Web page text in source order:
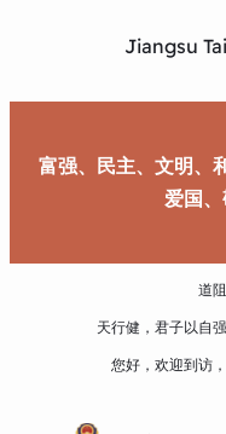
Jiangsu
富强、民主、文明、
爱国
道
天行健，君子以自
您好，欢迎到访